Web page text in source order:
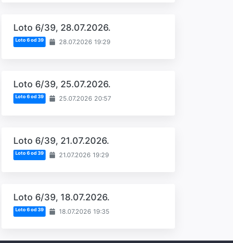
Loto 6/39, 28.07.2026.
Loto 6 od 39 28.07.2026 19:29
Loto 6/39, 25.07.2026.
Loto 6 od 39 25.07.2026 20:57
Loto 6/39, 21.07.2026.
Loto 6 od 39 21.07.2026 19:29
Loto 6/39, 18.07.2026.
Loto 6 od 39 18.07.2026 19:35